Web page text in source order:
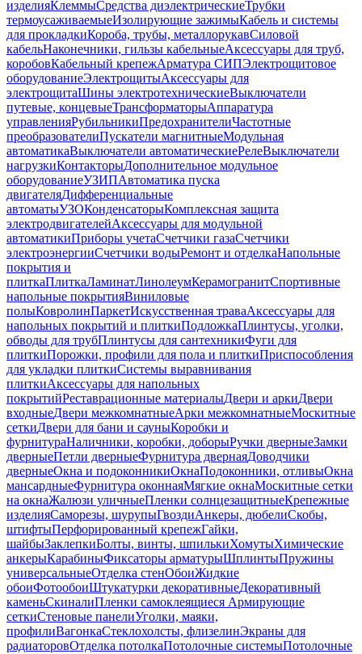
изделияКлеммыСредства диэлектрическиеТрубки
термоусаживаемыеИзолирующие зажимыКабель и системы
для прокладкиКороба, трубы, металлорукавСиловой
кабельНаконечники, гильзы кабельныеАксессуары для труб,
коробовКабельный крепежАрматура СИПЭлектрощитовое
оборудованиеЭлектрощитыАксессуары для
электрощитаШины электротехническиеВыключатели
путевые, концевыеТрансформаторыАппаратура
управленияРубильникиПредохранителиЧастотные
преобразователиПускатели магнитныеМодульная
автоматикаВыключатели автоматическиеРелеВыключатели
нагрузкиКонтакторыДополнительное модульное
оборудованиеУЗИПАвтоматика пуска
двигателяДифференциальные
автоматыУЗОКонденсаторыКомплексная защита
электродвигателейАксессуары для модульной
автоматикиПриборы учетаСчетчики газаСчетчики
электроэнергииСчетчики водыРемонт и отделкаНапольные
покрытия и
плиткаПлиткаЛаминатЛинолеумКерамогранитСпортивные
напольные покрытияВиниловые
полыКовролинПаркетИскусственная траваАксессуары для
напольных покрытий и плиткиПодложкаПлинтусы, уголки,
обводы для трубПлинтусы для сантехникиФуги для
плиткиПорожки, профили для пола и плиткиПриспособления
для укладки плиткиСистемы выравнивания
плиткиАксессуары для напольных
покрытийРеставрационные материалыДвери и аркиДвери
входныеДвери межкомнатныеАрки межкомнатныеМоскитные
сеткиДвери для бани и сауныКоробки и
фурнитураНаличники, коробки, доборыРучки дверныеЗамки
дверныеПетли дверныеФурнитура двернаяДоводчики
дверныеОкна и подоконникиОкнаПодоконники, отливыОкна
мансардныеФурнитура оконнаяМягкие окнаМоскитные сетки
на окнаЖалюзи уличныеПленки солнцезащитныеКрепежные
изделияСаморезы, шурупыГвоздиАнкеры, дюбелиСкобы,
штифтыПерфорированный крепежГайки,
шайбыЗаклепкиБолты, винты, шпилькиХомутыХимические
анкерыКарабиныФиксаторы арматурыШплинтыПружины
универсальныеОтделка стенОбоиЖидкие
обоиФотообоиШтукатурки декоративныеДекоративный
каменьСкиналиПленки самоклеящиеся Армирующие
сеткиСтеновые панелиУголки, маяки,
профилиВагонкаСтеклохолсты, флизелинЭкраны для
радиаторовОтделка потолкаПотолочные системыПотолочные